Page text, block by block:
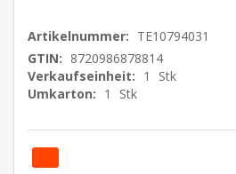
Artikelnummer: TE10794031
GTIN: 8720986878814
Verkaufseinheit: 1
Stk
Umkarton: 1 Stk